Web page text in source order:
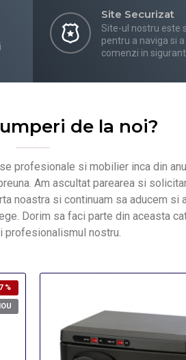
Site Securizat
Site-ul nostru este
pentru a naviga si
comenzi in
de la noi?
profesionale si mobilier inca din
Am ascultat parearea si
noastra si continuam sa aducem si
Dorim sa faci parte din aceasta
profesionalismul nostru.
%